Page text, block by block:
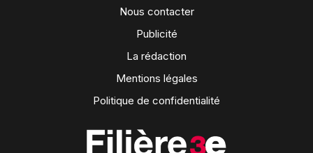
Nous contacter
Publicité
La rédaction
Mentions légales
Politique de confidentialité